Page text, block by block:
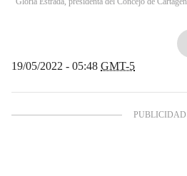
19/05/2022 - 05:48 GMT-5